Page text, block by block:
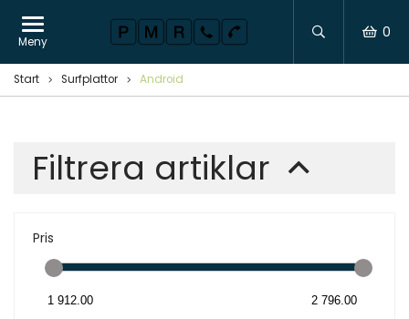
Start Surfplattor Android
Filtrera artiklar
Pris
Meny
0